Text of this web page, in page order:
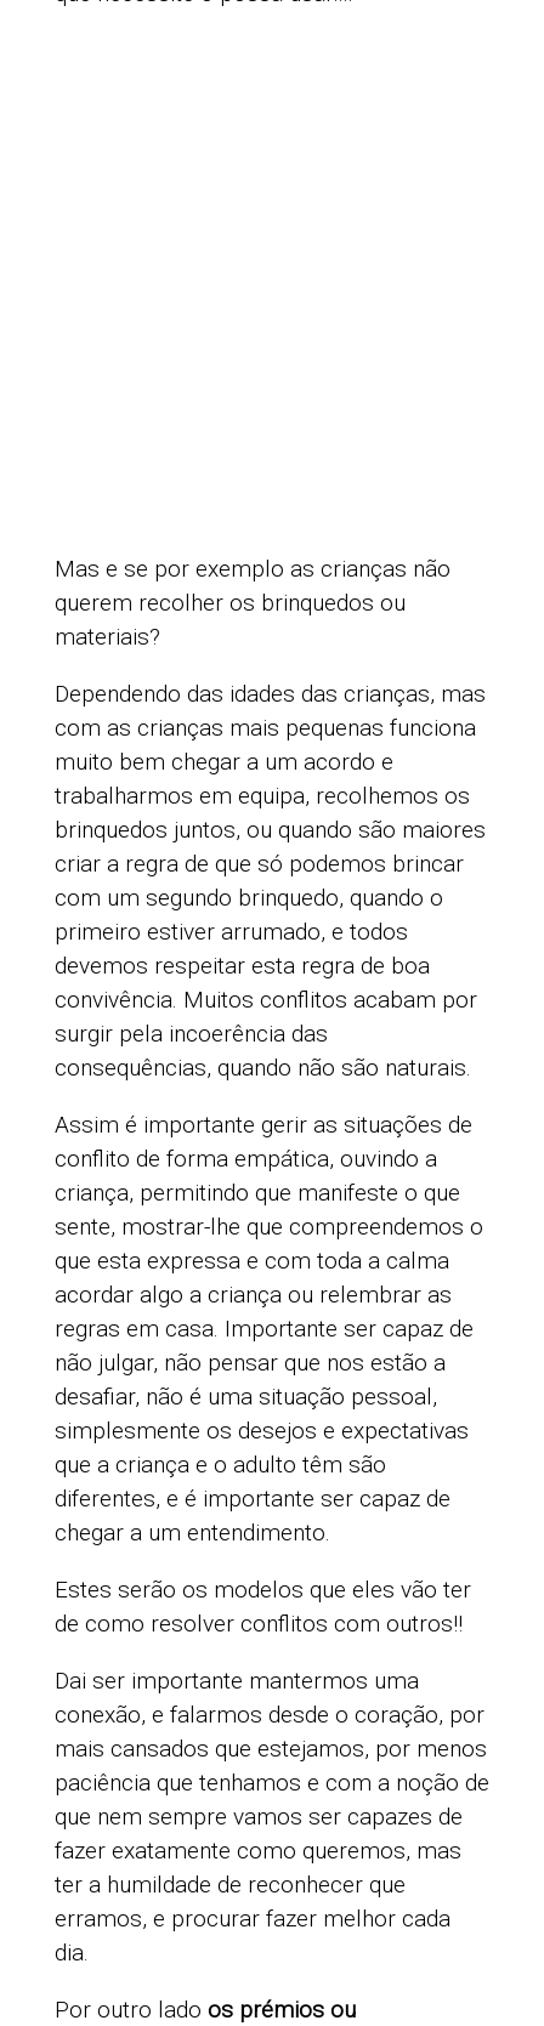
Mas e se por exemplo as crianças não
querem recolher os brinquedos ou
materiais?
Dependendo das idades das crianças, mas
com as crianças mais pequenas funciona
muito bem chegar a um acordo e
trabalharmos em equipa, recolhemos os
brinquedos juntos, ou quando são maiores
criar a regra de que só podemos brincar
com um segundo brinquedo, quando o
primeiro estiver arrumado, e todos
devemos respeitar esta regra de boa
convivência. Muitos conflitos acabam por
surgir pela incoerência das
consequências, quando não são naturais.
Assim é importante gerir as situações de
conflito de forma empática, ouvindo a
criança, permitindo que manifeste o que
sente, mostrar-lhe que compreendemos o
que esta expressa e com toda a calma
acordar algo a criança ou relembrar as
regras em casa. Importante ser capaz de
não julgar, não pensar que nos estão a
desafiar, não é uma situação pessoal,
simplesmente os desejos e expectativas
que a criança e o adulto têm são
diferentes, e é importante ser capaz de
chegar a um entendimento.
Estes serão os modelos que eles vão ter
de como resolver conflitos com outros!!
Dai ser importante mantermos uma
conexão, e falarmos desde o coração, por
mais cansados que estejamos, por menos
paciência que tenhamos e com a noção de
que nem sempre vamos ser capazes de
fazer exatamente como queremos, mas
ter a humildade de reconhecer que
erramos, e procurar fazer melhor cada
dia.
Por outro lado os prémios ou